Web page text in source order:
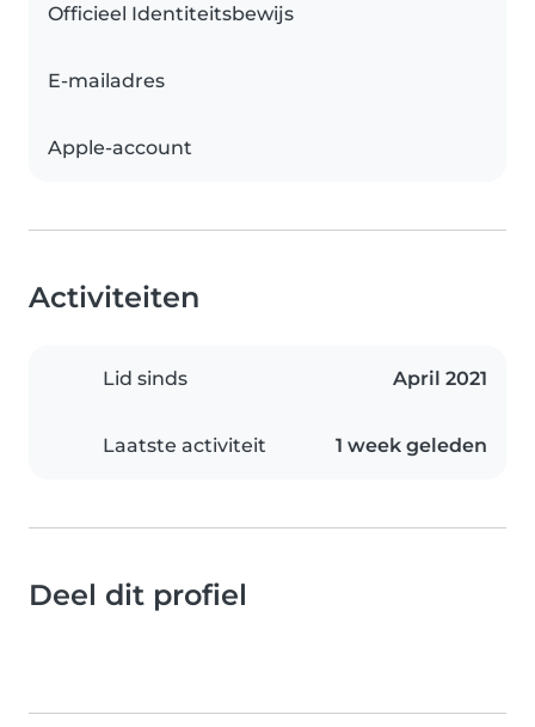
Officieel Identiteitsbewijs
E-mailadres
Apple-account
Activiteiten
Lid sinds April 2021
Laatste activiteit 1 week geleden
Deel dit profiel